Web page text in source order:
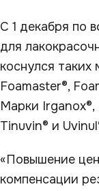
С 1 декабря по
для
коснулся таких
Foamaster®,
Марки Irganox®,
Tinuvin® и
«Повышение
компенсации